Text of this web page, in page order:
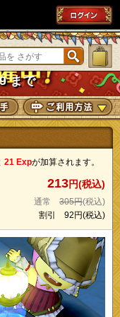
ップ
まで
21 Expが加算されます。
213円(税込)
通常 305円(税込)
割引 92円(税込)